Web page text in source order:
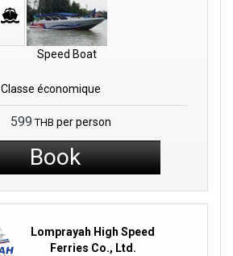
Speed Boat
Classe économique
599 THB per person
Book
Lomprayah High Speed
Ferries Co., Ltd.